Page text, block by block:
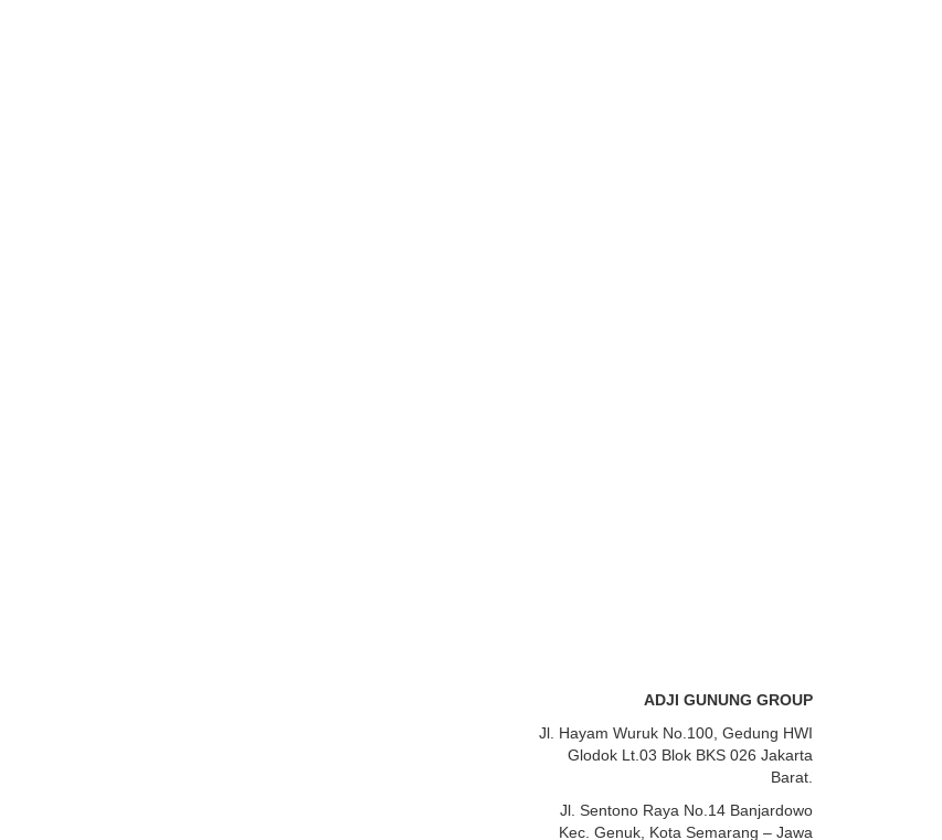
ADJI GUNUNG GROUP
Jl. Hayam Wuruk No.100, Gedung HWI
Glodok Lt.03 Blok BKS 026 Jakarta
Barat.
Jl. Sentono Raya No.14 Banjardowo
Kec. Genuk, Kota Semarang – Jawa